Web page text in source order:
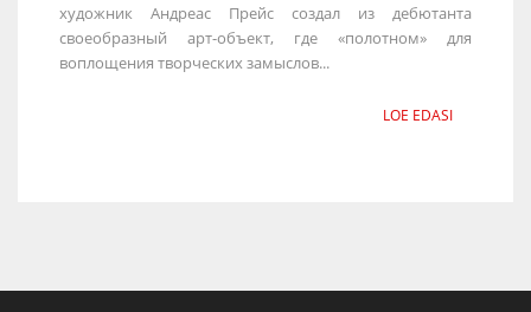
художник Андреас Прейс создал из дебютанта
своеобразный арт-объект, где «полотном» для
воплощения творческих замыслов...
LOE EDASI